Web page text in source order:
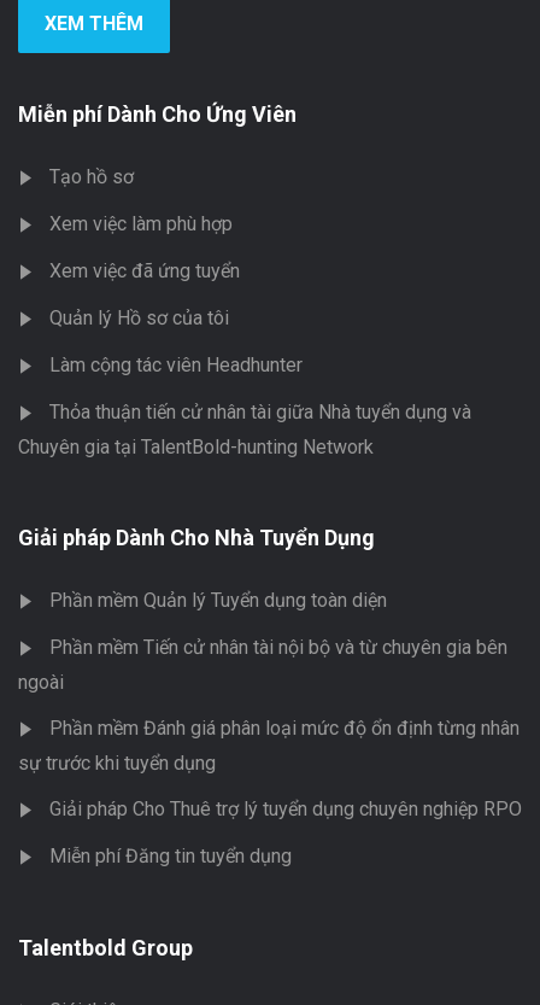
XEM THÊM
Miễn phí Dành Cho Ứng Viên
Tạo hồ sơ
Xem việc làm phù hợp
Xem việc đã ứng tuyển
Quản lý Hồ sơ của tôi
Làm cộng tác viên Headhunter
Thỏa thuận tiến cử nhân tài giữa Nhà tuyển dụng và
Chuyên gia tại TalentBold-hunting Network
Giải pháp Dành Cho Nhà Tuyển Dụng
Phần mềm Quản lý Tuyển dụng toàn diện
Phần mềm Tiến cử nhân tài nội bộ và từ chuyên gia bên
ngoài
Phần mềm Đánh giá phân loại mức độ ổn định từng nhân
sự trước khi tuyển dụng
Giải pháp Cho Thuê trợ lý tuyển dụng chuyên nghiệp RPO
Miễn phí Đăng tin tuyển dụng
Talentbold Group